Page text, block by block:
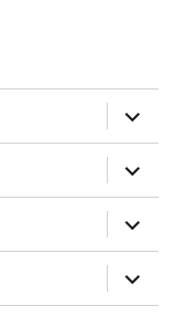
ouvrir
le
sous-
menu
ouvrir
le
sous-
menu
ouvrir
le
sous-
menu
ouvrir
le
sous-